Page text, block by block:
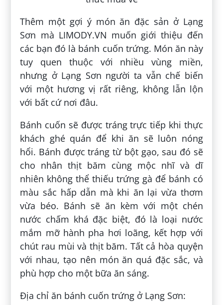
Thêm một gợi ý món ăn đặc sản ở Lạng
Sơn mà LIMODY.VN muốn giới thiệu đến
các bạn đó là bánh cuốn trứng. Món ăn này
tuy quen thuộc với nhiều vùng miền,
nhưng ở Lạng Sơn người ta vẫn chế biến
với một hương vị rất riêng, không lẫn lộn
với bất cứ nơi đâu.
Bánh cuốn sẽ được tráng trực tiếp khi thực
khách ghé quán để khi ăn sẽ luôn nóng
hổi. Bánh được tráng từ bột gạo, sau đó sẽ
cho nhân thịt băm cùng mộc nhĩ và dĩ
nhiên không thể thiếu trứng gà để bánh có
màu sắc hấp dẫn mà khi ăn lại vừa thơm
vừa béo. Bánh sẽ ăn kèm với một chén
nước chấm khá đặc biệt, đó là loại nước
mắm mỡ hành pha hơi loãng, kết hợp với
chút rau mùi và thịt băm. Tất cả hòa quyện
với nhau, tạo nên món ăn quá đặc sắc, và
phù hợp cho một bữa ăn sáng.
Địa chỉ ăn bánh cuốn trứng ở Lạng Sơn: